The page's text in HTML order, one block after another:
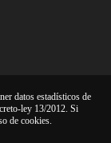
datos estadísticos de
ley 13/2012. Si
de cookies.